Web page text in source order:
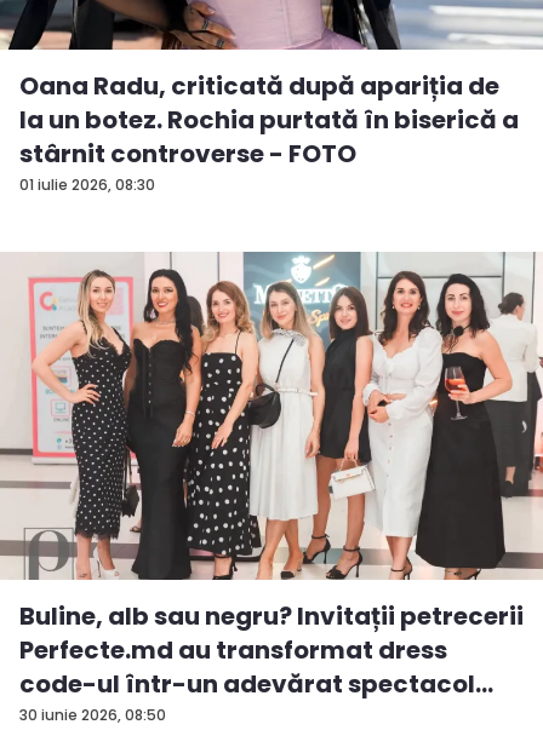
01 iulie 2026, 08:30
Oana Radu, criticată după apariția de
la un botez. Rochia purtată în biserică a
stârnit controverse - FOTO
30 iunie 2026, 08:50
Buline, alb sau negru? Invitații petrecerii
Perfecte.md au transformat dress
code-ul într-un adevărat spectacol
de...